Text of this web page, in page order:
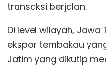
transaksi berjalan.
Di level wilayah,
ekspor tembakau
Jatim yang dikutip